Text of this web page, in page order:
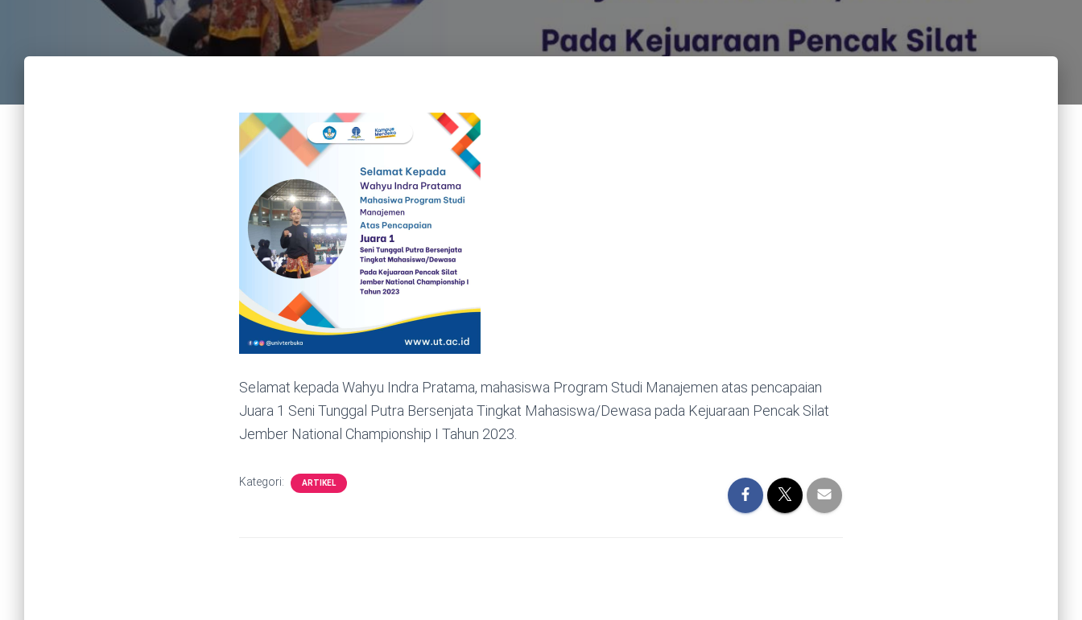
Selamat kepada Wahyu Indra Pratama, mahasiswa Program Studi Manajemen atas pencapaian
Juara 1 Seni Tunggal Putra Bersenjata Tingkat Mahasiswa/Dewasa pada Kejuaraan Pencak Silat
Jember National Championship I Tahun 2023.
Kategori: ARTIKEL